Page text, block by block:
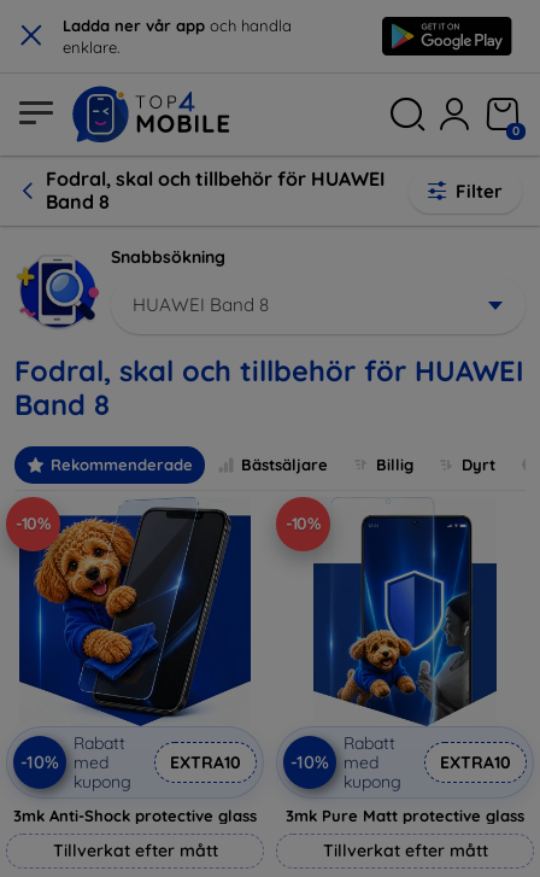
× Ladda ner vår app och handla
enklare.
0
Fodral, skal och tillbehör för HUAWEI
Band 8
Filter
Snabbsökning
HUAWEI Band 8
Fodral, skal och tillbehör för HUAWEI
Band 8
Rekommenderade Bästsäljare Billig Dyrt
-10%
-10%
Rabatt
med
kupong
EXTRA10
3mk Anti-Shock protective glass
Tillverkat efter mått
-10%
-10%
Rabatt
med
kupong
EXTRA10
3mk Pure Matt protective glass
Tillverkat efter mått